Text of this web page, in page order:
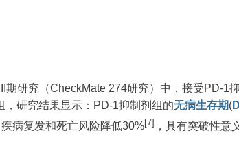
研究（CheckMate 274研究）中，接受PD-1
研究结果显示：PD-1抑制剂组的无病生存期(
病复发和死亡风险降低30%[7] ，具有突破性意